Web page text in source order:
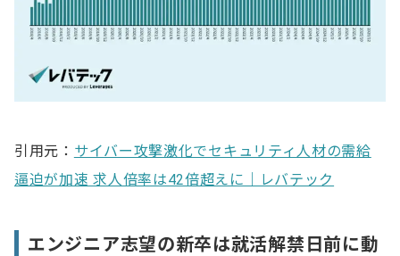
引用元： サイバー攻撃激化でセキュリティ人材の需給
逼迫が加速 求人倍率は42倍超えに｜レバテック
エンジニア志望の新卒は就活解禁日前に動